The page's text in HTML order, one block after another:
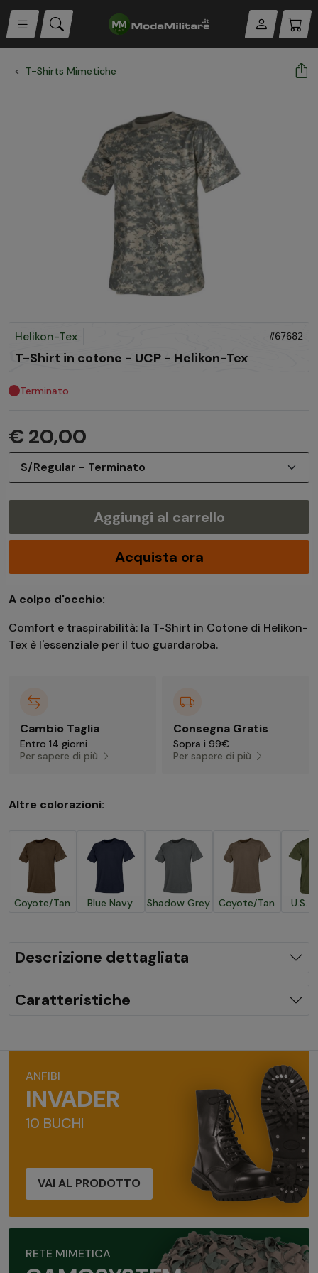
T-Shirts Mimetiche
Helikon-Tex #67682
T-Shirt in cotone - UCP - Helikon-Tex
Terminato
€ 20,00
Aggiungi al carrello
Acquista ora
A colpo d'occhio:
Comfort e traspirabilità: la T-Shirt in Cotone di Helikon-
Tex è l'essenziale per il tuo guardaroba.
Cambio Taglia
Entro 14 giorni
Per sapere di più
Consegna Gratis
Sopra i 99€
Per sapere di più
Altre colorazioni:
Coyote/Tan Blue Navy Shadow Grey Coyote/Tan U.S.
Descrizione dettagliata
Caratteristiche
ANFIBI
INVADER
10 BUCHI
VAI AL PRODOTTO
RETE MIMETICA